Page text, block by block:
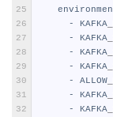
25
26
27
28
29
30
31
32
-
KAFKA
-
KAFKA
-
KAFKA
-
KAFKA
-
ALLOW
-
KAFKA
-
KAFKA